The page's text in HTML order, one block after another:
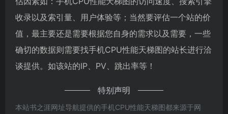
收录以及索引量、用户体验等；当然要评估一个站的价
值，最主要还是需要根据您自身的需求以及需要，一些
确切的数据则需要找手机CPU性能天梯图的站长进行洽
谈提供。如该站的IP、PV、跳出率等！
特别声明
本站书之涯网址导航提供的手机CPU性能天梯图都来源于网